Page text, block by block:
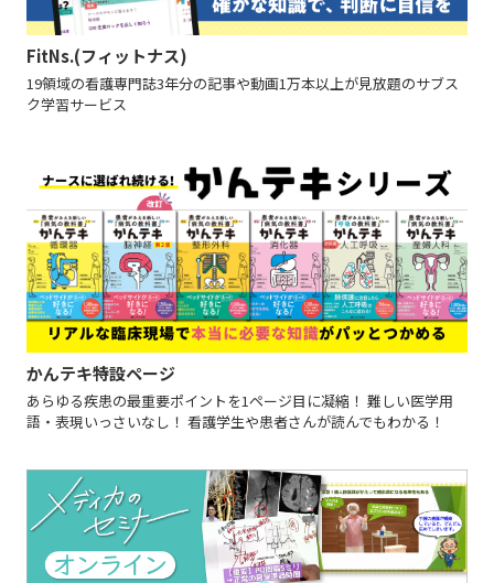
FitNs.(フィットナス)
19領域の看護専門誌3年分の記事や動画1万本以上が見放題のサブス
ク学習サービス
かんテキ特設ページ
あらゆる疾患の最重要ポイントを1ページ目に凝縮！ 難しい医学用
語・表現いっさいなし！ 看護学生や患者さんが読んでもわかる！